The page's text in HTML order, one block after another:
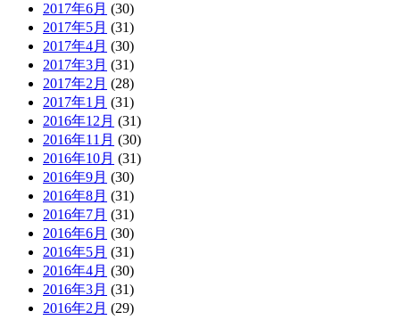
2017年6月 (30)
2017年5月 (31)
2017年4月 (30)
2017年3月 (31)
2017年2月 (28)
2017年1月 (31)
2016年12月 (31)
2016年11月 (30)
2016年10月 (31)
2016年9月 (30)
2016年8月 (31)
2016年7月 (31)
2016年6月 (30)
2016年5月 (31)
2016年4月 (30)
2016年3月 (31)
2016年2月 (29)